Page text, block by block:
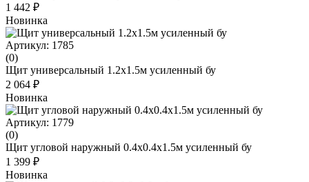
1 442 ₽
Новинка
Артикул: 1785
(0)
Щит универсальный 1.2х1.5м усиленный бу
2 064 ₽
Новинка
Артикул: 1779
(0)
Щит угловой наружный 0.4х0.4х1.5м усиленный бу
1 399 ₽
Новинка